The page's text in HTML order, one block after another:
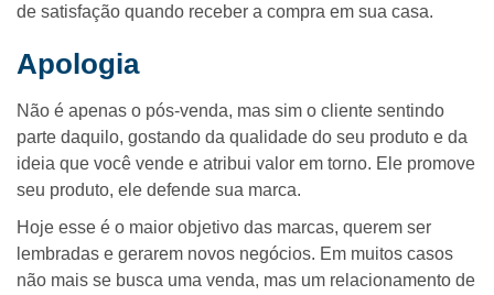
de satisfação quando receber a compra em sua casa.
Apologia
Não é apenas o pós-venda, mas sim o cliente sentindo
parte daquilo, gostando da qualidade do seu produto e da
ideia que você vende e atribui valor em torno. Ele promove
seu produto, ele defende sua marca.
Hoje esse é o maior objetivo das marcas, querem ser
lembradas e gerarem novos negócios. Em muitos casos
não mais se busca uma venda, mas um relacionamento de